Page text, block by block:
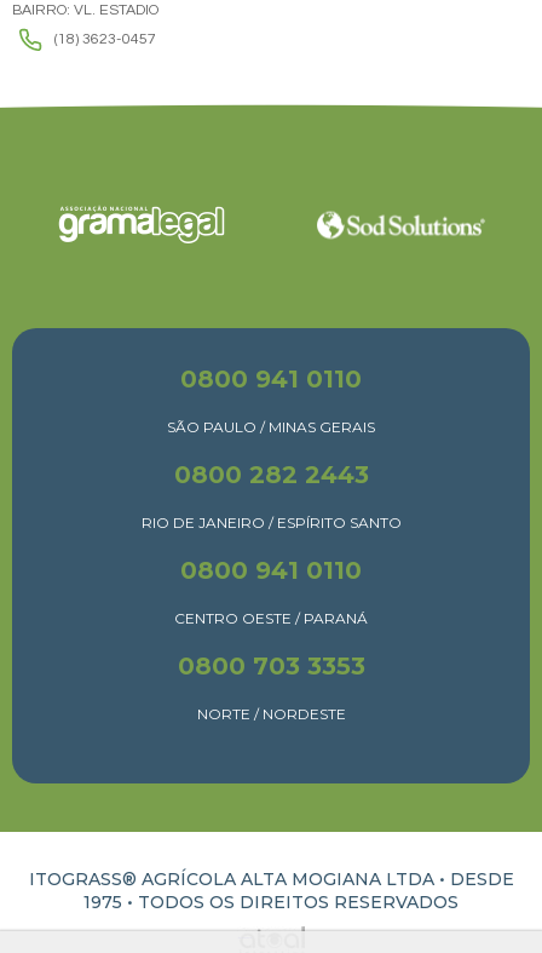
BAIRRO: VL. ESTADIO
(18) 3623-0457
0800 941 0110
SÃO PAULO / MINAS GERAIS
0800 282 2443
RIO DE JANEIRO / ESPÍRITO SANTO
0800 941 0110
CENTRO OESTE / PARANÁ
0800 703 3353
NORTE / NORDESTE
ITOGRASS® AGRÍCOLA ALTA MOGIANA LTDA • DESDE
1975 • TODOS OS DIREITOS RESERVADOS